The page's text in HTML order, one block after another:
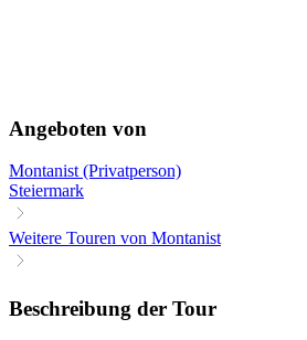
Angeboten von
Montanist (Privatperson)
Steiermark
Weitere Touren von Montanist
Beschreibung der Tour